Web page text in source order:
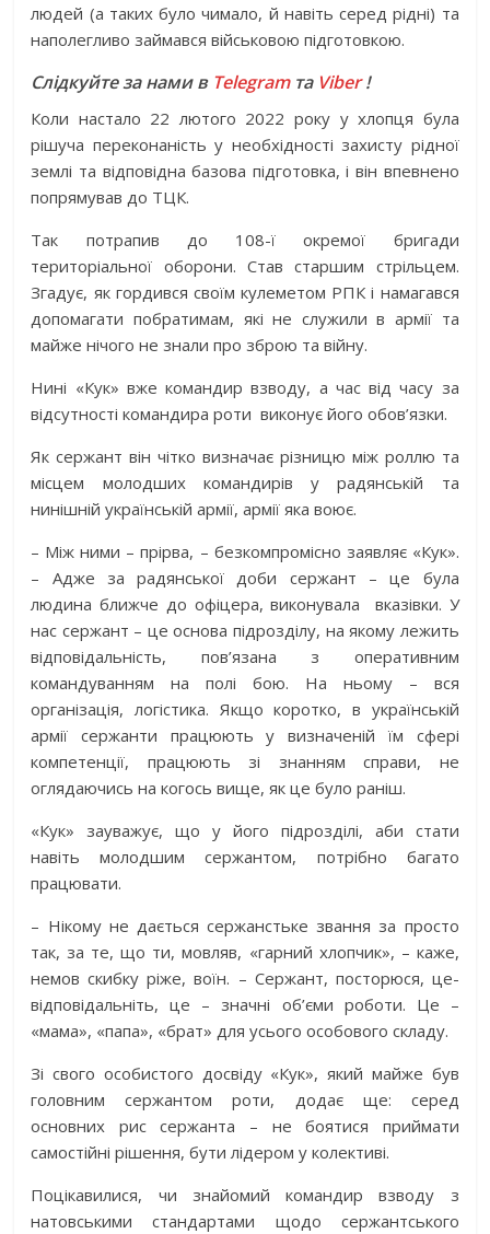
людей (а таких було чимало, й навіть серед рідні) та
наполегливо займався військовою підготовкою.
Слідкуйте за нами в Telegramта Viber!
Коли настало 22 лютого 2022 року у хлопця була
рішуча переконаність у необхідності захисту рідної
землі та відповідна базова підготовка, і він впевнено
попрямував до ТЦК.
Так потрапив до 108-ї окремої бригади
територіальної оборони. Став старшим стрільцем.
Згадує, як гордився своїм кулеметом РПК і намагався
допомагати побратимам, які не служили в армії та
майже нічого не знали про зброю та війну.
Нині «Кук» вже командир взводу, а час від часу за
відсутності командира роти виконує його обов’язки.
Як сержант він чітко визначає різницю між роллю та
місцем молодших командирів у радянській та
нинішній українській армії, армії яка воює.
– Між ними – прірва, – безкомпромісно заявляє «Кук».
– Адже за радянської доби сержант – це була
людина ближче до офіцера, виконувала
вказівки. У
нас сержант – це основа підрозділу, на якому лежить
відповідальність, пов’язана з оперативним
командуванням на полі бою. На ньому – вся
організація, логістика. Якщо коротко, в українській
армії сержанти працюють у визначеній їм сфері
компетенції, працюють зі знанням справи, не
оглядаючись на когось вище, як це було раніш.
«Кук» зауважує, що у його підрозділі, аби стати
навіть молодшим сержантом, потрібно багато
працювати.
– Нікому не дається сержанстьке звання за просто
так, за те, що ти, мовляв, «гарний хлопчик», – каже,
немов скибку ріже, воїн. – Сержант, посторюся, це-
відповідальніть, це – значні об’єми роботи. Це –
«мама», «папа», «брат» для усього особового складу.
Зі свого особистого досвіду «Кук», який майже був
головним сержантом роти, додає ще: серед
основних рис сержанта – не боятися приймати
самостійні рішення, бути лідером у колективі.
Поцікавилися, чи знайомий командир взводу з
натовськими стандартами щодо сержантського